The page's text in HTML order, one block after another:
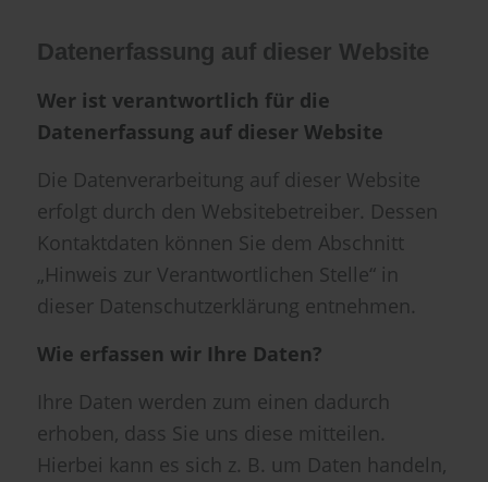
Datenerfassung auf dieser Website
Wer ist verantwortlich für die
Datenerfassung auf dieser Website
Die Datenverarbeitung auf dieser Website
erfolgt durch den Websitebetreiber. Dessen
Kontaktdaten können Sie dem Abschnitt
„Hinweis zur Verantwortlichen Stelle“ in
dieser Datenschutzerklärung entnehmen.
Wie erfassen wir Ihre Daten?
Ihre Daten werden zum einen dadurch
erhoben, dass Sie uns diese mitteilen.
Hierbei kann es sich z. B. um Daten handeln,